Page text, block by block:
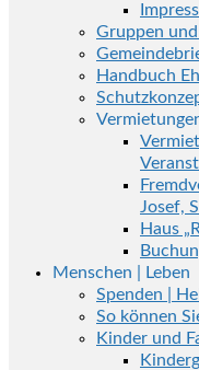
Gruppen
Handbuch
Josef,
Haus
Menschen | Leben
Spenden |
So können
Kinder und